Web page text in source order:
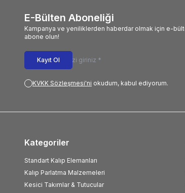
E-Bülten Aboneliği
Kampanya ve yeniliklerden haberdar olmak için e-
abone olun!
Kayıt Ol
KVKK Sözleşmesi'ni okudum, kabul ediyorum.
Kategoriler
Standart Kalıp Elemanları
Kalıp Parlatma Malzemeleri
Kesici Takımlar & Tutucular